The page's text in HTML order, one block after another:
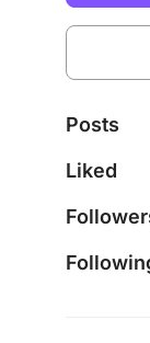
Posts
Liked